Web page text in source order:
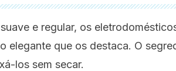
e regular, os
elegante que os destaca. O
los sem secar.